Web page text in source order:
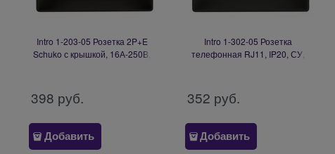
Intro 1-203-05 Розетка 2P+E
Schuko с крышкой, 16А-250В,
398 руб.
Добавить
Intro 1-302-05 Розетка
телефонная RJ11, IP20, СУ,
352 руб.
Добавить